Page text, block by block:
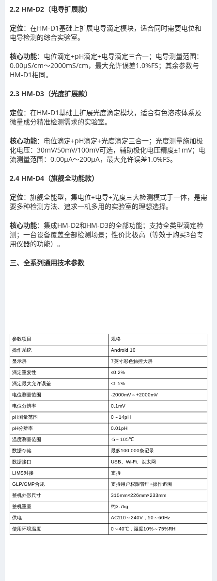
2.2 HM-D2（电导扩展款）
定位：在HM-D1基础上扩展电导滴定模块，适合同时需要电位和
电导检测的综合实验室。
核心功能：电位滴定+pH滴定+电导滴定三合一；电导测量范围：
0.00μS/cm～2000mS/cm，最大允许误差1.0%FS；其余参数与
HM-D1相同。
2.3 HM-D3（光度扩展款）
定位：在HM-D1基础上扩展光度滴定模块，适合有色溶液体系及
微量成分精准检测需求的实验室。
核心功能：电位滴定+pH滴定+光度滴定三合一；光度测量施加极
化电压：30mV/50mV/100mV可选，辅助极化电压精度±1mV；电
流测量范围：0.00μA～200μA，最大允许误差1.0%FS。
2.4 HM-D4（旗舰全功能款）
定位：旗舰全能型，集电位+电导+光度三大检测模式于一体，是需
要多种检测方法、追求一机多用的实验室的理想选择。
核心功能：集成HM-D2和HM-D3的全部功能；支持全类型滴定检
测；一台设备覆盖全部检测场景；性价比极高（等效于购买3台专
用仪器的功能）。
三、全系列通用技术参数